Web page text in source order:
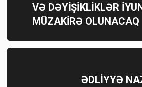
VƏ DƏYİŞİKLİKLƏR
MÜZAKİRƏ OLUNACAQ
ƏDLİYYƏ